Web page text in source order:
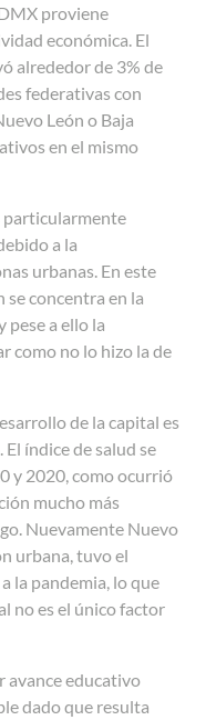
proviene
económica. El
alrededor de 3% de
federativas con
León o Baja
en el mismo
particularmente
a la
urbanas. En este
se concentra en la
a ello la
como no lo hizo la de
de la capital es
índice de salud se
y 2020, como ocurrió
mucho más
Nuevamente Nuevo
urbana, tuvo el
la pandemia, lo que
no es el único factor
avance educativo
dado que resulta